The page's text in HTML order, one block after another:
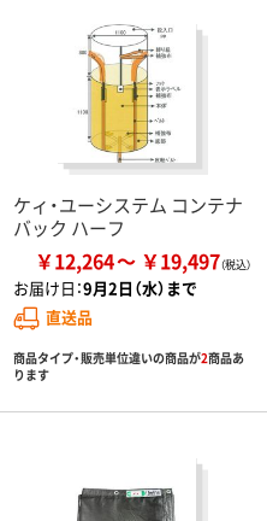
ケィ・ユーシステム コンテナ
バック ハーフ
￥12,264 ￥19,497
お届け日：9月2日（水）まで
直送品
商品タイプ・販売単位違いの商品が2商品あ
ります